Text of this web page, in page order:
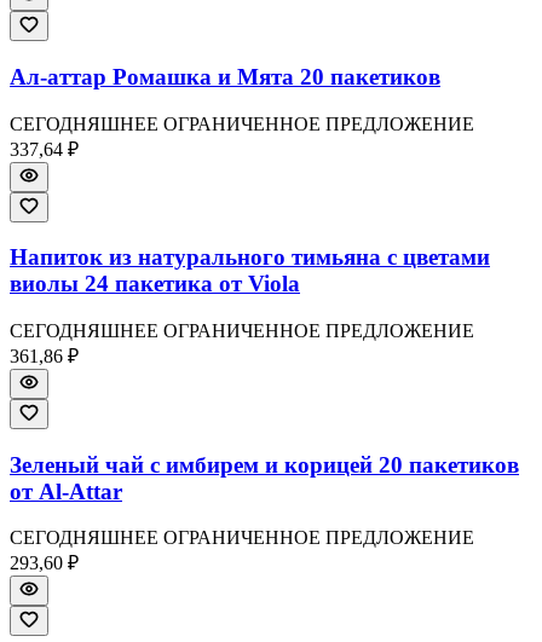
Ал-аттар Ромашка и Мята 20 пакетиков
СЕГОДНЯШНЕЕ ОГРАНИЧЕННОЕ ПРЕДЛОЖЕНИЕ
337,64 ₽
Напиток из натурального тимьяна с цветами
виолы 24 пакетика от Viola
СЕГОДНЯШНЕЕ ОГРАНИЧЕННОЕ ПРЕДЛОЖЕНИЕ
361,86 ₽
Зеленый чай с имбирем и корицей 20 пакетиков
от Al-Attar
СЕГОДНЯШНЕЕ ОГРАНИЧЕННОЕ ПРЕДЛОЖЕНИЕ
293,60 ₽